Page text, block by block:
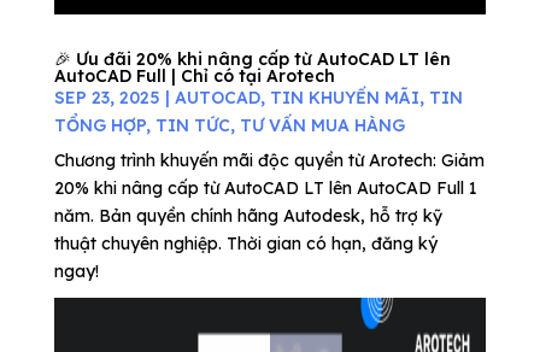
🎉 Ưu đãi 20% khi nâng cấp từ AutoCAD LT lên
AutoCAD Full | Chỉ có tại Arotech
SEP 23, 2025 | AUTOCAD, TIN KHUYẾN MÃI, TIN
TỔNG HỢP, TIN TỨC, TƯ VẤN MUA HÀNG
Chương trình khuyến mãi độc quyền từ Arotech: Giảm
20% khi nâng cấp từ AutoCAD LT lên AutoCAD Full 1
năm. Bản quyền chính hãng Autodesk, hỗ trợ kỹ
thuật chuyên nghiệp. Thời gian có hạn, đăng ký
ngay!